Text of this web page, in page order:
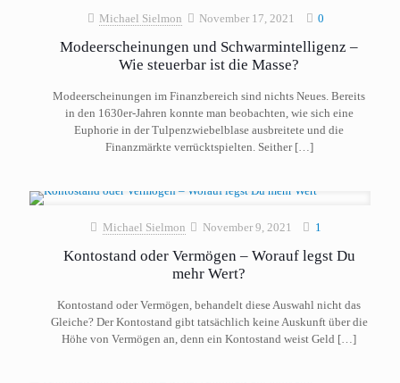
Michael Sielmon November 17, 2021 0
Modeerscheinungen und Schwarmintelligenz –
Wie steuerbar ist die Masse?
Modeerscheinungen im Finanzbereich sind nichts Neues. Bereits
in den 1630er-Jahren konnte man beobachten, wie sich eine
Euphorie in der Tulpenzwiebelblase ausbreitete und die
Finanzmärkte verrücktspielten. Seither[…]
Michael Sielmon November 9, 2021 1
Kontostand oder Vermögen – Worauf legst Du
mehr Wert?
Kontostand oder Vermögen, behandelt diese Auswahl nicht das
Gleiche? Der Kontostand gibt tatsächlich keine Auskunft über die
Höhe von Vermögen an, denn ein Kontostand weist Geld […]